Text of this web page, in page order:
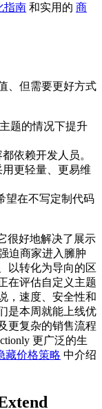
指南 和实用的 商
、但需要更好方式
题的情况下提升
依赖开发人员。
用更轻量、更易维
望在不写定制代码
很好地解决了展示
迫商家进入臃肿
以转化为导向的区
在评估自定义主题
，速度、安全性和
是本周就能上线优
更复杂的销售流程
更广泛的生
藏价格策略 中介绍